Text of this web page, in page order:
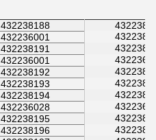
432238188
432236001
432238191
432236001
432238192
432238193
432238194
432236028
432238195
432238196